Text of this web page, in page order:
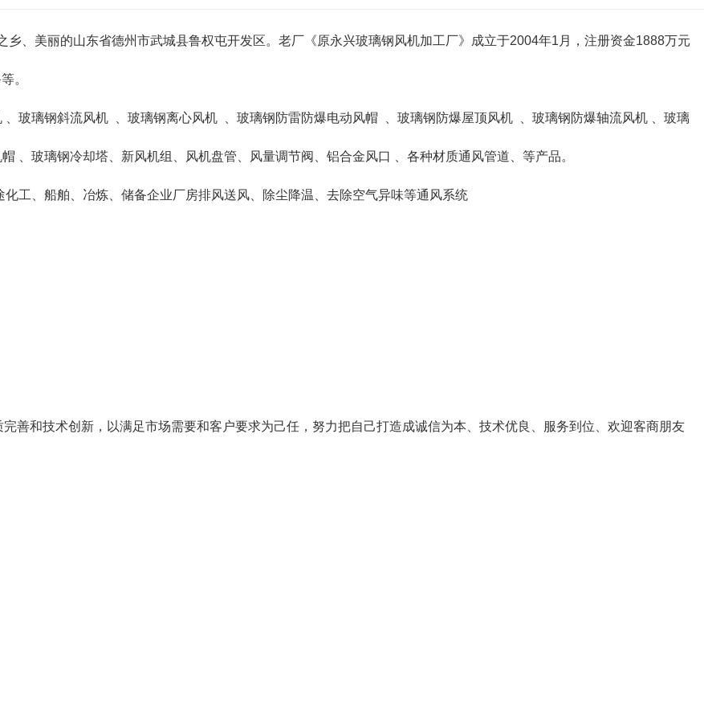
乡、美丽的山东省德州市武城县鲁权屯开发区。老厂《原永兴玻璃钢风机加工厂》成立于2004年1月，注册资金1888万元
。
玻璃钢斜流风机 、玻璃钢离心风机 、玻璃钢防雷防爆电动风帽 、玻璃钢防爆屋顶风机 、玻璃钢防爆轴流风机 、玻璃
、玻璃钢冷却塔、新风机组、风机盘管、风量调节阀、铝合金风口 、各种材质通风管道、等产品。
工、船舶、冶炼、储备企业厂房排风送风、除尘降温、去除空气异味等通风系统
善和技术创新，以满足市场需要和客户要求为己任，努力把自己打造成诚信为本、技术优良、服务到位、欢迎客商朋友